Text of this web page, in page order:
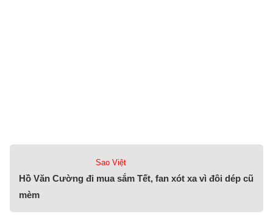
Sao Việt
Hồ Văn Cường đi mua sắm Tết, fan xót xa vì đôi dép cũ
mèm